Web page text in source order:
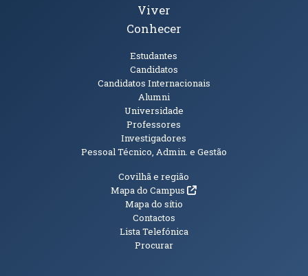
Viver
Conhecer
Estudantes
Candidatos
Candidatos Internacionais
Alumni
Universidade
Professores
Investigadores
Pessoal Técnico, Admin. e Gestão
Informações Adicionais
Covilhã e região
Mapa do Campus(abre em nova janela)
Mapa do sítio
Contactos
Lista Telefónica
Procurar